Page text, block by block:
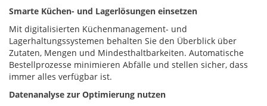
Smarte Küchen- und Lagerlösungen einsetzen
Mit digitalisierten Küchenmanagement- und
Lagerhaltungssystemen behalten Sie den Überblick über
Zutaten, Mengen und Mindesthaltbarkeiten. Automatische
Bestellprozesse minimieren Abfälle und stellen sicher, dass
immer alles verfügbar ist.
Datenanalyse zur Optimierung nutzen